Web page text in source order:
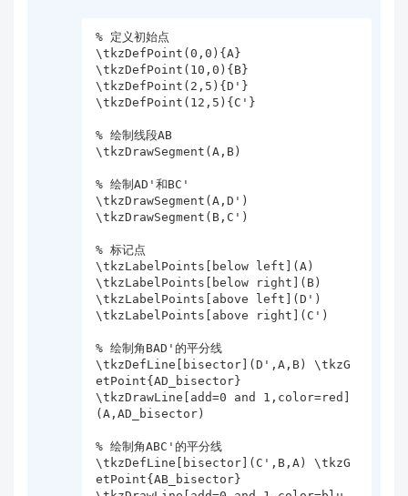
% 定义初始点
\tkzDefPoint(0,0){A}
\tkzDefPoint(10,0){B}
\tkzDefPoint(2,5){D'}
\tkzDefPoint(12,5){C'}
% 绘制线段AB
\tkzDrawSegment(A,B)
% 绘制AD'和BC'
\tkzDrawSegment(A,D')
\tkzDrawSegment(B,C')
% 标记点
\tkzLabelPoints[below left](A)
\tkzLabelPoints[below right](B)
\tkzLabelPoints[above left](D')
\tkzLabelPoints[above right](C')
% 绘制角BAD'的平分线
\tkzDefLine[bisector](D',A,B) \tkzG
etPoint{AD_bisector}
\tkzDrawLine[add=0 and 1,color=red]
(A,AD_bisector)
% 绘制角ABC'的平分线
\tkzDefLine[bisector](C',B,A) \tkzG
etPoint{AB_bisector}